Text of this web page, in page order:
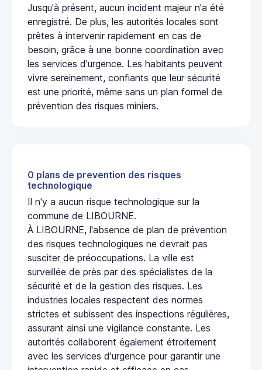
Jusqu'à présent, aucun incident majeur n'a été
enregistré. De plus, les autorités locales sont
prêtes à intervenir rapidement en cas de
besoin, grâce à une bonne coordination avec
les services d'urgence. Les habitants peuvent
vivre sereinement, confiants que leur sécurité
est une priorité, même sans un plan formel de
prévention des risques miniers.
0 plans de prevention des risques
technologique
Il n'y a aucun risque technologique sur la
commune de LIBOURNE.
À LIBOURNE, l'absence de plan de prévention
des risques technologiques ne devrait pas
susciter de préoccupations. La ville est
surveillée de près par des spécialistes de la
sécurité et de la gestion des risques. Les
industries locales respectent des normes
strictes et subissent des inspections régulières,
assurant ainsi une vigilance constante. Les
autorités collaborent également étroitement
avec les services d'urgence pour garantir une